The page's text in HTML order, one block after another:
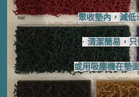
聚收墊內，減低
· 清潔簡易，
或用吸塵機在墊